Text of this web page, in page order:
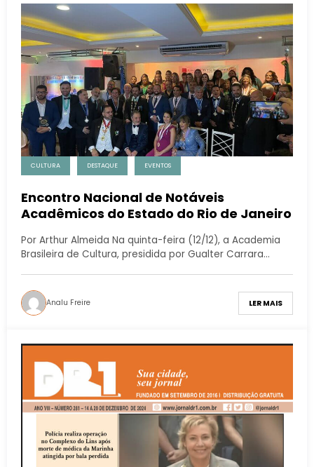
CULTURA DESTAQUE EVENTOS
Encontro Nacional de Notáveis
Acadêmicos do Estado do Rio de Janeiro
Por Arthur Almeida Na quinta-feira (12/12), a Academia
Brasileira de Cultura, presidida por Gualter Carrara…
Analu Freire LER MAIS